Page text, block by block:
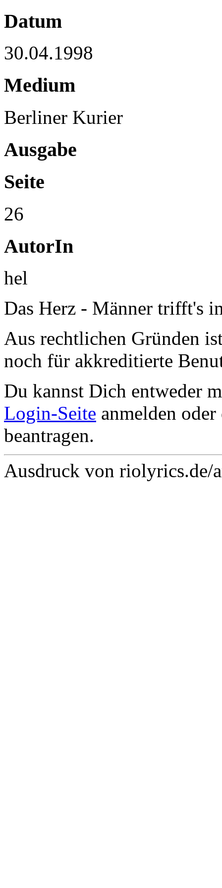
Datum
30.04.1998
Medium
Berliner Kurier
Ausgabe
Seite
26
AutorIn
hel
Das Herz - Männer trifft's
Aus rechtlichen Gründen
noch für akkreditierte
Du kannst Dich entweder
Login-Seite anmelden
beantragen.
Ausdruck von riolyrics.de/